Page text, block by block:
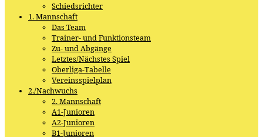
Schiedsrichter
1. Mannschaft
Das Team
Trainer- und Funktionsteam
Zu- und Abgänge
Letztes/Nächstes Spiel
Oberliga-Tabelle
Vereinsspielplan
2./Nachwuchs
2. Mannschaft
A1-Junioren
A2-Junioren
B1-Junioren